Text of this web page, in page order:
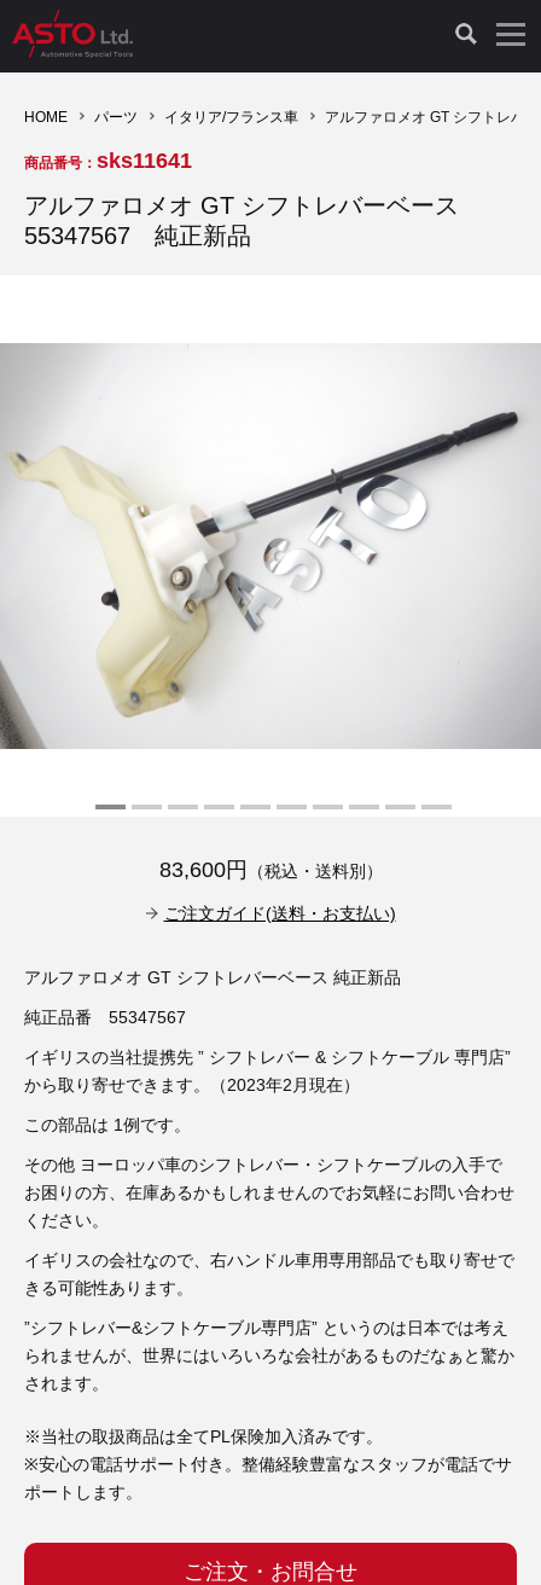
診断機（16）
キープログラマー（4）
TPMS（4）
その他（9）
診断テスター（10）
キープログラマー（20）
バッテリーテスター（4）
古い車両用診断テスター（10）
バイク用診断テスター（7）
その他（20）
HCB TOOLS（45）
AST TOOLS（51）
イタリア/フランス車（27）
イギリス車（23）
アメリカ車（15）
スウェーデン車（20）
ホイールロック取り外しツール（6）
3D プリンターペン（8）
オシロスコープ（2）
オシロ関連商品（9）
ドイツ車（427）
イタリア/フランス車（145）
日本車（40）
ロシア（8）
ブレーキキャリパーリペアキット（368）
ライト関連（6）
現品修理（77）
リビルト品（58）
その他（6）
オシロスコープ（10）
アクセサリー（13）
HOME パーツ イタリア/フランス車 アルファロメオ GT シフトレ
商品番号： sks11641
アルファロメオ GT シフトレバーベース
55347567 純正新品
83,600円 （税込・送料別）
ご注文ガイド(送料・お支払い)
アルファロメオ GT シフトレバーベース 純正新品
純正品番 55347567
イギリスの当社提携先 ” シフトレバー & シフトケーブル 専門店”
から取り寄せできます。（2023年2月現在）
この部品は 1例です。
その他 ヨーロッパ車のシフトレバー・シフトケーブルの入手で
お困りの方、在庫あるかもしれませんのでお気軽にお問い合わせ
ください。
イギリスの会社なので、右ハンドル車用専用部品でも取り寄せで
きる可能性あります。
”シフトレバー&シフトケーブル専門店” というのは日本では考え
られませんが、世界にはいろいろな会社があるものだなぁと驚か
されます。
※当社の取扱商品は全てPL保険加入済みです。
※安心の電話サポート付き。整備経験豊富なスタッフが電話でサ
ポートします。
ご注文・お問合せ